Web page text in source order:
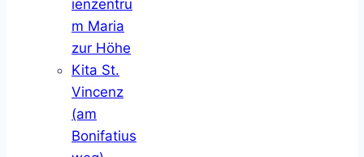
ienzentru
m Maria
zur Höhe
Kita St.
Vincenz
(am
Bonifatius